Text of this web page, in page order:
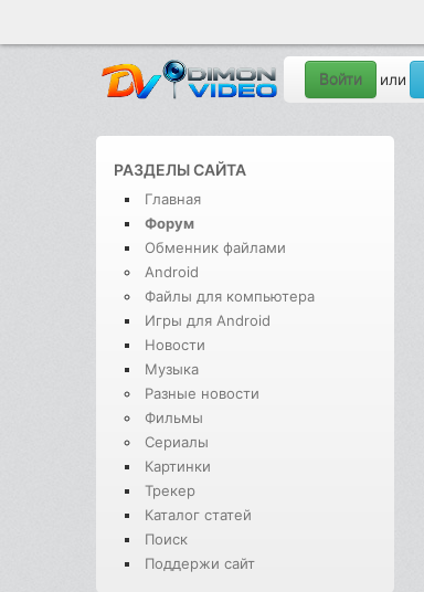
Войти или
РАЗДЕЛЫ САЙТА
Главная
Форум
Обменник файлами
Android
Файлы для компьютера
Игры для Android
Новости
Музыка
Разные новости
Фильмы
Сериалы
Картинки
Трекер
Каталог статей
Поиск
Поддержи сайт